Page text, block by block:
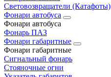
Световозвращатели (Катафоты)
Фонари автобуса
Фонари автобуса
Фонарь ПАЗ
Фонари габаритные
Фонари габаритные
Сигнальный фонарь
Стояночные огни